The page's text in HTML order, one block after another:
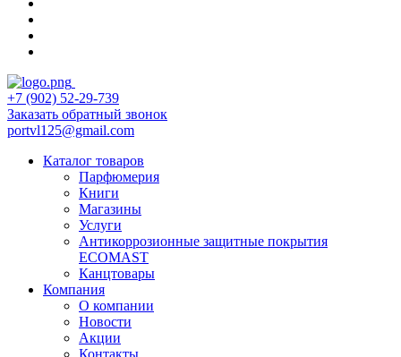
+7 (902) 52-29-739
Заказать обратный звонок
portvl125@gmail.com
Каталог товаров
Парфюмерия
Книги
Магазины
Услуги
Антикоррозионные защитные покрытия
ECOMAST
Канцтовары
Компания
О компании
Новости
Акции
Контакты